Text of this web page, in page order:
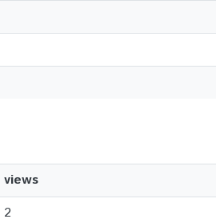
views
2